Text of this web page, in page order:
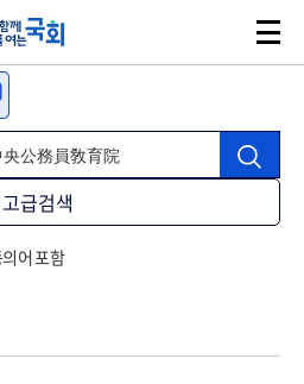
고급검색
어 포함